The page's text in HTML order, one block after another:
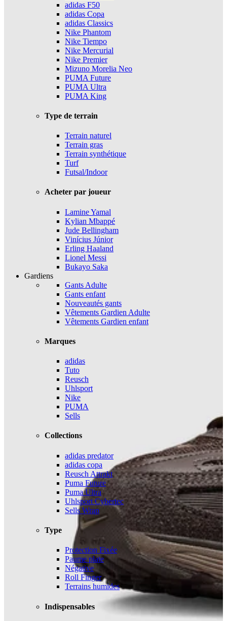
adidas F50
adidas Copa
adidas Classics
Nike Phantom
Nike Tiempo
Nike Mercurial
Nike Premier
Mizuno Morelia Neo
PUMA Future
PUMA Ultra
PUMA King
Type de terrain
Terrain naturel
Terrain gras
Terrain synthétique
Turf
Futsal/Indoor
Acheter par joueur
Lamine Yamal
Kylian Mbappé
Jude Bellingham
Vinícius Júnior
Erling Haaland
Lionel Messi
Bukayo Saka
Gardiens
Gants Adulte
Gants enfant
Nouveautés gants
Vêtements Gardien Adulte
Vêtements Gardien enfant
Marques
adidas
Tuto
Reusch
Uhlsport
Nike
PUMA
Sells
Collections
adidas predator
adidas copa
Reusch Attrakt
Puma Future
Puma Ultra
Uhlsport Cybertec
Sells Wrap
Type
Protection Fixée
Paume plate
Négative
Roll Finger
Terrains humides
Indispensables